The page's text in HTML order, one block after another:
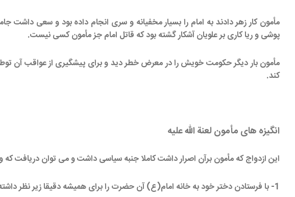
مأمون کار زهر دادند به امام را بسیار مخفیانه و سری انجام داده بود و سعی داشت
پوشی و ریا کاری بر علویان آشکار گشته بود که قاتل امام جز مأمون کسی نیست.
مأمون بار دیگر حکومت خویش را در معرض خطر دید و برای پیشگیری از عواقب آن
کند.
انگیزه های مأمون لعنة الله علیه
این ازدواج که مأمون برآن اصرار داشت کاملا جنبه سیاسی داشت و می توان دریافت
1- با فرستادن دختر خود به خانه امام(ع) آن حضرت را برای همیشه دقیقا زیر نظر داشته باشد و از کارهای او بی خبر نماند.